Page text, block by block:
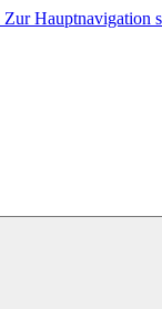
Zur Hauptnavigation